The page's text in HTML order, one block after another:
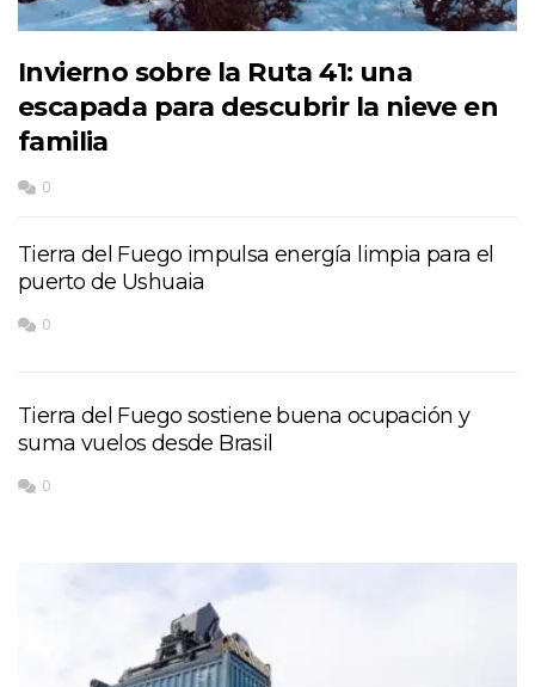
Invierno sobre la Ruta 41: una
escapada para descubrir la nieve en
familia
0
Tierra del Fuego impulsa energía limpia para el
puerto de Ushuaia
0
Tierra del Fuego sostiene buena ocupación y
suma vuelos desde Brasil
0